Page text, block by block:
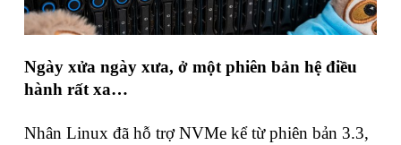
Ngày xửa ngày xưa, ở một phiên bản hệ điều
hành rất xa…
Nhân Linux đã hỗ trợ NVMe kể từ phiên bản 3.3,